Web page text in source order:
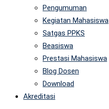
Pengumuman
Kegiatan Mahasiswa
Satgas PPKS
Beasiswa
Prestasi Mahasiswa
Blog Dosen
Download
Akreditasi